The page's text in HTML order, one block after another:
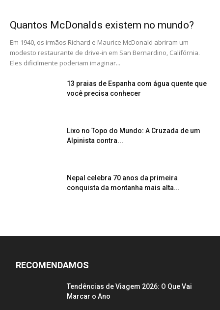
Quantos McDonalds existem no mundo?
Em 1940, os irmãos Richard e Maurice McDonald abriram um
modesto restaurante de drive-in em San Bernardino, Califórnia.
Eles dificilmente poderiam imaginar...
13 praias de Espanha com água quente que
você precisa conhecer
Lixo no Topo do Mundo: A Cruzada de um
Alpinista contra...
Nepal celebra 70 anos da primeira
conquista da montanha mais alta...
RECOMENDAMOS
Tendências de Viagem 2026: O Que Vai
Marcar o Ano